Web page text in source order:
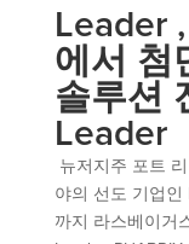
Leader
에서 첨
솔루션
Leader
뉴저지주 포트
야의 선도 기업인
까지 라스베이거